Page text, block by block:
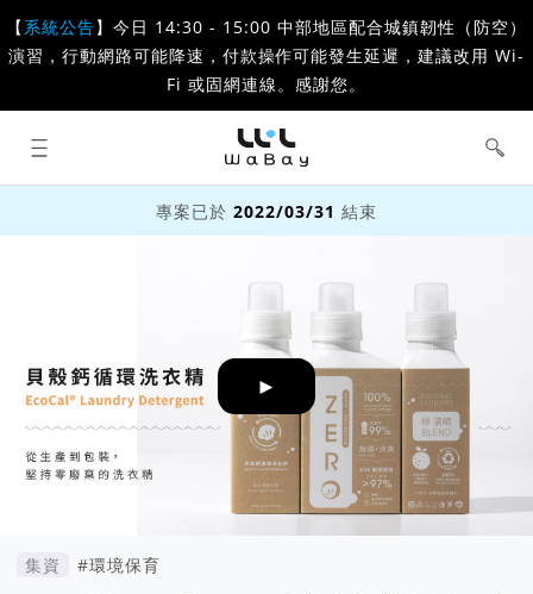
【 系統公告】今日 14:30 - 15:00 中部地區配合城鎮韌性（防空）
演習，行動網路可能降速，付款操作可能發生延遲，建議改用 Wi-
Fi 或固網連線。感謝您。
WaBay 挖貝 | 台灣最值得信賴的群眾
集資 / 群眾募資平台
專案已於2022/03/31 結束
►
集資 #環境保育